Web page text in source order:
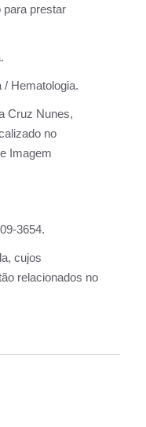
para prestar
/ Hematologia.
Cruz Nunes,
no
Imagem
3654.
cujos
relacionados no